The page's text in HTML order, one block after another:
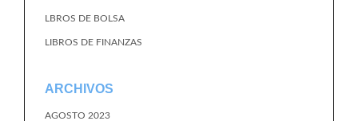
LBROS DE BOLSA
LIBROS DE FINANZAS
ARCHIVOS
AGOSTO 2023